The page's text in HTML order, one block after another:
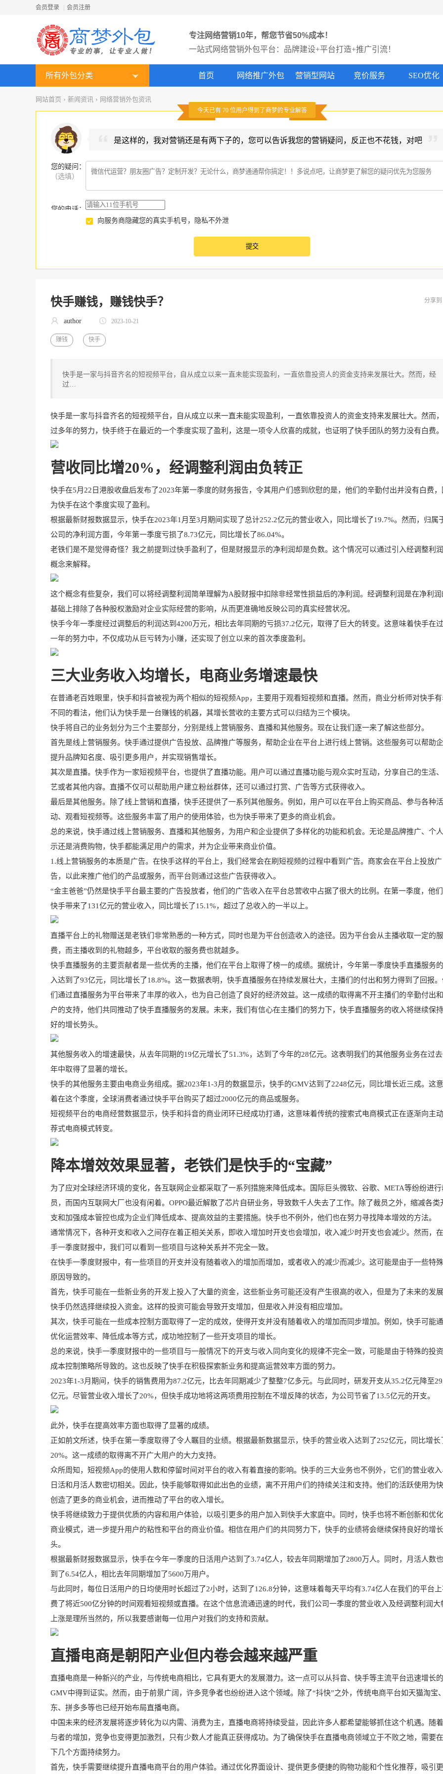
会员登录 会员注册
专注网络营销10年，帮您节省50%成本！
一站式网络营销外包平台：品牌建设+平台打造+推广引流！
所有外包分类 首页 网络推广外包 营销型网站 竞价服务 SEO优化
网站首页 › 新闻资讯 › 网络营销外包资讯
今天已有 70位用户得到了商梦的专业解答
是这样的，我对营销还是有两下子的，您可以告诉我您的营销疑问，反正也不花钱，对吧
您的疑问
（选填）
：
您的电话：
向服务商隐藏您的真实手机号，隐私不外泄
快手赚钱，赚钱快手？ 分享到
author 2023-10-21
赚钱 快手
快手是一家与抖音齐名的短视频平台，自从成立以来一直未能实现盈利，一直依靠投资人的资金支持来发展壮大。然而，经
过…
快手是一家与抖音齐名的短视频平台，自从成立以来一直未能实现盈利，一直依靠投资人的资金支持来发展壮大。然而
过多年的努力，快手终于在最近的一个季度实现了盈利，这是一项令人欣喜的成就，也证明了快手团队的努力没有白费。
营收同比增20%，经调整利润由负转正
快手在5月22日港股收盘后发布了2023年第一季度的财务报告，令其用户们感到欣慰的是，他们的辛勤付出并没有白费，
为快手在这个季度实现了盈利。
根据最新财报数据显示，快手在2023年1月至3月期间实现了总计252.2亿元的营业收入，同比增长了19.7%。然而，归属
公司的净利润方面，今年第一季度亏损了8.73亿元，同比增长了86.04%。
老铁们是不是觉得奇怪？我之前提到过快手盈利了，但是财报显示的净利润却是负数。这个情况可以通过引入经调整利
概念来解释。
这个概念有些复杂，我们可以将经调整利润简单理解为A股财报中扣除非经常性损益后的净利润。经调整利润是在净利润
基础上排除了各种股权激励对企业实际经营的影响，从而更准确地反映公司的真实经营状况。
快手今年一季度经过调整后的利润达到4200万元，相比去年同期的亏损37.2亿元，取得了巨大的转变。这意味着快手在
一年的努力中，不仅成功从巨亏转为小赚，还实现了创立以来的首次季度盈利。
三大业务收入均增长，电商业务增速最快
在普通老百姓眼里，快手和抖音被视为两个相似的短视频App，主要用于观看短视频和直播。然而，商业分析师对快手有
不同的看法，他们认为快手是一台赚钱的机器，其增长营收的主要方式可以归结为三个模块。
快手将自己的业务划分为三个主要部分，分别是线上营销服务、直播和其他服务。现在让我们逐一来了解这些部分。
首先是线上营销服务。快手通过提供广告投放、品牌推广等服务，帮助企业在平台上进行线上营销。这些服务可以帮助
提升品牌知名度、吸引更多用户，并实现销售增长。
其次是直播。快手作为一家短视频平台，也提供了直播功能。用户可以通过直播功能与观众实时互动，分享自己的生活
艺或者其他内容。直播不仅可以帮助用户建立粉丝群体，还可以通过打赏、广告等方式获得收入。
最后是其他服务。除了线上营销和直播，快手还提供了一系列其他服务。例如，用户可以在平台上购买商品、参与各种活
动、观看短视频等。这些服务丰富了用户的使用体验，也为快手带来了更多的商业机会。
总的来说，快手通过线上营销服务、直播和其他服务，为用户和企业提供了多样化的功能和机会。无论是品牌推广、个
示还是消费购物，快手都能满足用户的需求，并为企业带来商业价值。
1.线上营销服务的本质是广告。在快手这样的平台上，我们经常会在刷短视频的过程中看到广告。商家会在平台上投放广
告，以此来推广他们的产品或服务，而平台则通过这些广告获得收入。
“金主爸爸”仍然是快手平台最主要的广告投放者，他们的广告收入在平台总营收中占据了很大的比例。在第一季度，他
快手带来了131亿元的营业收入，同比增长了15.1%，超过了总收入的一半以上。
直播平台上的礼物赠送是老铁们非常熟悉的一种方式，同时也是为平台创造收入的途径。因为平台会从主播收取一定的
费，而主播收到的礼物越多，平台收取的服务费也就越多。
快手直播服务的主要贡献者是一些优秀的主播，他们在平台上取得了榜一的成绩。据统计，今年第一季度快手直播服务
入达到了93亿元，同比增长了18.8%。这一数据表明，快手直播服务在持续发展壮大，主播们的付出和努力得到了回报
们通过直播服务为平台带来了丰厚的收入，也为自己创造了良好的经济效益。这一成绩的取得离不开主播们的辛勤付出
户的支持，他们共同推动了快手直播服务的发展。未来，我们有信心在主播们的努力下，快手直播服务的收入将继续保
好的增长势头。
其他服务收入的增速最快，从去年同期的19亿元增长了51.3%，达到了今年的28亿元。这表明我们的其他服务业务在过
年中取得了显著的增长。
快手的其他服务主要由电商业务组成。据2023年1-3月的数据显示，快手的GMV达到了2248亿元，同比增长近三成。这
着在这个季度，全球消费者通过快手平台购买了超过2000亿元的商品或服务。
短视频平台的电商经营数据显示，快手和抖音的商业闭环已经成功打通，这意味着传统的搜索式电商模式正在逐渐向主
荐式电商模式转变。
降本增效效果显著，老铁们是快手的“宝藏”
为了应对全球经济环境的变化，各互联网企业都采取了一系列措施来降低成本。国际巨头微软、谷歌、META等纷纷进行
员，而国内互联网大厂也没有闲着。OPPO最近解散了芯片自研业务，导致数千人失去了工作。除了裁员之外，缩减各类
支和加强成本管控也成为企业们降低成本、提高效益的主要措施。快手也不例外，他们也在努力寻找降本增效的方法。
通常情况下，各种开支和收入之间存在着正相关关系，即收入增加时开支也会增加，收入减少时开支也会减少。然而，
手一季度财报中，我们可以看到一些项目与这种关系并不完全一致。
在快手一季度财报中，有一些项目的开支并没有随着收入的增加而增加，或者收入的减少而减少。这可能是由于一些特
原因导致的。
首先，快手可能在一些新业务的开发上投入了大量的资金，这些新业务可能还没有产生很高的收入，但是为了未来的发展
快手仍然选择继续投入资金。这样的投资可能会导致开支增加，但是收入并没有相应增加。
其次，快手可能在一些成本控制方面取得了一定的成效，使得开支并没有随着收入的增加而同步增加。例如，快手可能
优化运营效率、降低成本等方式，成功地控制了一些开支项目的增长。
总的来说，快手一季度财报中的一些项目与一般情况下的开支与收入同向变化的规律不完全一致，可能是由于特殊的投
成本控制策略所导致的。这也反映了快手在积极探索新业务和提高运营效率方面的努力。
2023年1-3月期间，快手的销售费用为87.2亿元，比去年同期减少了整整7亿多元。与此同时，研发开支从35.2亿元降至
亿元。尽管营业收入增长了20%，但快手成功地将这两项费用控制在不增反降的状态，为公司节省了13.5亿元的开支。
此外，快手在提高效率方面也取得了显著的成绩。
正如前文所述，快手在第一季度取得了令人瞩目的业绩。根据最新数据显示，快手的营业收入达到了252亿元，同比增长
20%。这一成绩的取得离不开广大用户的大力支持。
众所周知，短视频App的使用人数和停留时间对平台的收入有着直接的影响。快手的三大业务也不例外，它们的营业收入
日活和月活人数密切相关。因此，快手能够取得如此出色的业绩，离不开用户们的持续关注和支持。他们的活跃使用为
创造了更多的商业机会，进而推动了平台的收入增长。
快手将继续致力于提供优质的内容和用户体验，以吸引更多的用户加入到快手大家庭中。同时，快手也将不断创新和优
商业模式，进一步提升用户的粘性和平台的商业价值。相信在用户们的共同努力下，快手的业绩将会继续保持良好的增
头。
根据最新财报数据显示，快手在今年一季度的日活用户达到了3.74亿人，较去年同期增加了2800万人。同时，月活人数
到了6.54亿人，相比去年同期增加了5600万用户。
与此同时，每位日活用户的日均使用时长超过了2小时，达到了126.8分钟，这意味着每天平均有3.74亿人在我们的平台
费了将近500亿分钟的时间观看短视频或直播。在这个信息流通迅速的时代，我们公司一季度的营业收入及经调整利润大
上涨是理所当然的，所以我要感谢每一位用户对我们的支持和贡献。
直播电商是朝阳 产业但内卷会越来越严重
直播电商是一种新兴的产业，与传统电商相比，它具有更大的发展潜力。这一点可以从抖音、快手等主流平台迅速增长的
GMV中得到证实。然而，由于前景广阔，许多竞争者也纷纷进入这个领域。除了“抖快”之外，传统电商平台如天猫淘宝
东、拼多多等也已经开始布局直播电商。
中国未来的经济发展将逐步转化为以内需、消费为主，直播电商将持续受益，因此许多人都希望能够抓住这个机遇。随
与者的增加，竞争也变得更加激烈，只有少数人才能真正获得成功。为了确保快手在直播电商领域立于不败之地，需要
下几个方面持续努力。
首先，快手需要继续提升直播电商平台的用户体验。通过优化界面设计、提供更多便捷的购物功能和个性化推荐，吸引